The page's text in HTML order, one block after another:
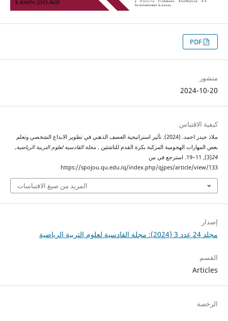
PDF
منشور
2024-10-20
كيفية الاقتباس
ملاذ حيدر احمد. (2024). تأثير استراتيجية العصف الذهني في تطوير الابداع الشخصي وتعلم
بعض المهارات الهجومية المركبة بكرة القدم للناشئين . مجلة القادسية لعلوم التربية الرياضية,
24
(3), 11–19. استرجع في من
https://spojou.qu.edu.iq/index.php/qjpes/article/view/133
المزيد من صيغ الاقتباسات
إصدار
مجلد 24 عدد 3 (2024): مجلة القادسية لعلوم التربية الرياضية
القسم
Articles
الرخصة